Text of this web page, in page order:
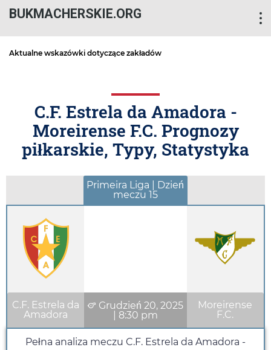
BUKMACHERSKIE.ORG
Aktualne wskazówki dotyczące zakładów
C.F. Estrela da Amadora -
Moreirense F.C. Prognozy
piłkarskie, Typy, Statystyka
Primeira Liga | Dzień
meczu 15
C.F. Estrela da
Amadora
Grudzień 20, 2025
8:30 pm
Moreirense
F.C.
Pełna analiza meczu C.F. Estrela da Amadora -